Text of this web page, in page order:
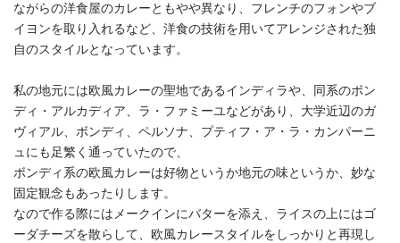
ながらの洋食屋のカレーともやや異なり、フレンチのフォンやブ
イヨンを取り入れるなど、洋食の技術を用いてアレンジされた独
自のスタイルとなっています。
私の地元には欧風カレーの聖地であるインディラや、同系のボン
ディ・アルカディア、ラ・ファミーユなどがあり、大学近辺のガ
ヴィアル、ボンディ、ペルソナ、プティフ・ア・ラ・カンパーニ
ュにも足繁く通っていたので、
ボンディ系の欧風カレーは好物というか地元の味というか、妙な
固定観念もあったりします。
なので作る際にはメークインにバターを添え、ライスの上にはゴ
ーダチーズを散らして、欧風カレースタイルをしっかりと再現し